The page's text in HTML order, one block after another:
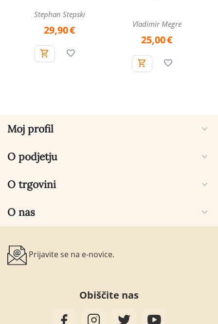
Stephan Stepski
29,90€ Vladimir Megre
25,00€
Moj profil
O podjetju
O trgovini
O nas
Prijavite se na e-novice.
Obiščite nas